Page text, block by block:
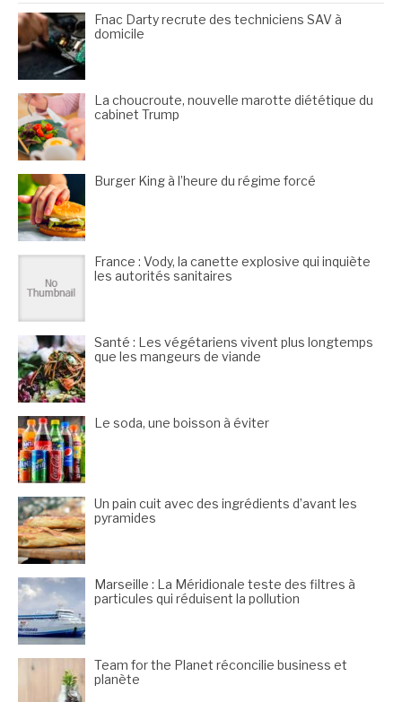
Fnac Darty recrute des techniciens SAV à
domicile
La choucroute, nouvelle marotte diététique du
cabinet Trump
Burger King à l’heure du régime forcé
France : Vody, la canette explosive qui inquiète
les autorités sanitaires
Santé : Les végétariens vivent plus longtemps
que les mangeurs de viande
Le soda, une boisson à éviter
Un pain cuit avec des ingrédients d’avant les
pyramides
Marseille : La Méridionale teste des filtres à
particules qui réduisent la pollution
Team for the Planet réconcilie business et
planète